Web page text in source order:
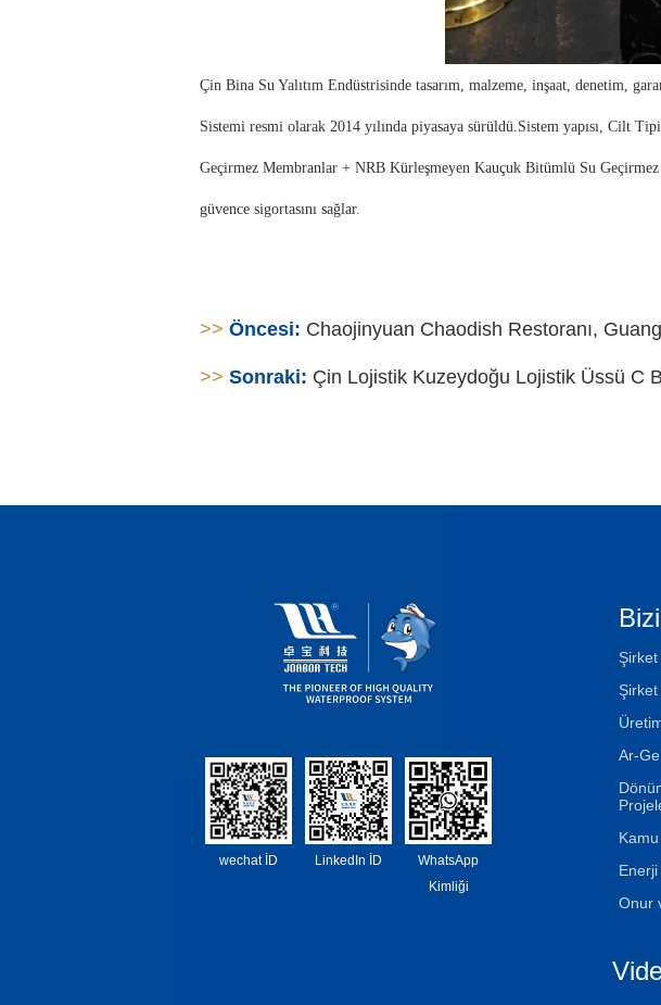
Çin Bina Su Yalıtım Endüstrisinde tasarım, malzeme, inşaat, denetim,
Sistemi resmi olarak 2014 yılında piyasaya sürüldü.Sistem yapısı, Cilt
Geçirmez Membranlar + NRB Kürleşmeyen Kauçuk Bitümlü Su
güvence sigortasını sağlar.
>> Öncesi: Chaojinyuan Chaodish Restoranı,
>> Sonraki: Çin Lojistik Kuzeydoğu Lojistik Üssü C
wechat İD LinkedIn İD
WhatsApp
Kimliği
Ar-
Onur